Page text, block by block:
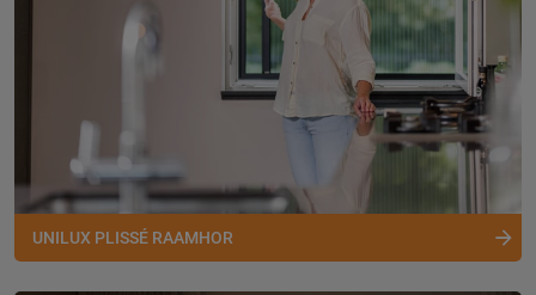
UNILUX PLISSÉ RAAMHOR